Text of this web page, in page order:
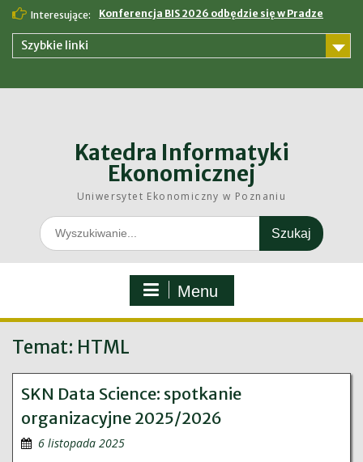
Skip
content
Interesujące: Konferencja BIS 2026 odbędzie się w Pradze
Szybkie linki
Katedra Informatyki
Ekonomicznej
Uniwersytet Ekonomiczny w Poznaniu
Search
for:
Menu
Temat: HTML
SKN Data Science: spotkanie
organizacyjne 2025/2026
6 listopada 2025